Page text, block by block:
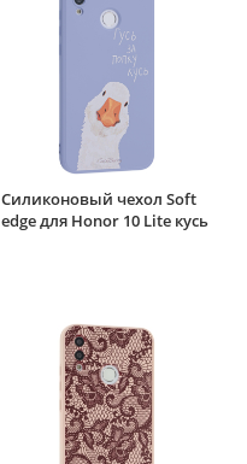
Силиконовый чехол Soft
edge для Honor 10 Lite кусь